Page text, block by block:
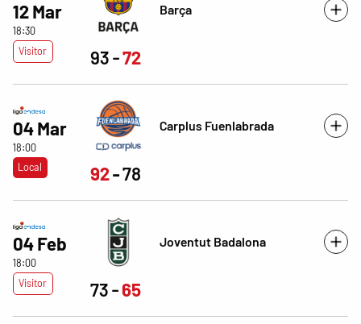
12 Mar
18:30
Visitor
Barça
93 72
04 Mar
18:00
Local
Carplus Fuenlabrada
92 78
04 Feb
18:00
Visitor
Joventut Badalona
73 65